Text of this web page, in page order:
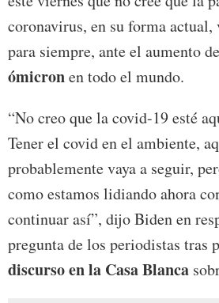
coronavirus, en su forma actual,
para siempre, ante el aumento
ómicronen todo el mundo.
“No creo que la covid-19 esté
Tener el covid en el ambiente,
probablemente vaya a seguir,
como estamos lidiando ahora
continuar así”, dijo Biden en
pregunta de los periodistas tras
discurso en la Casa Blanca